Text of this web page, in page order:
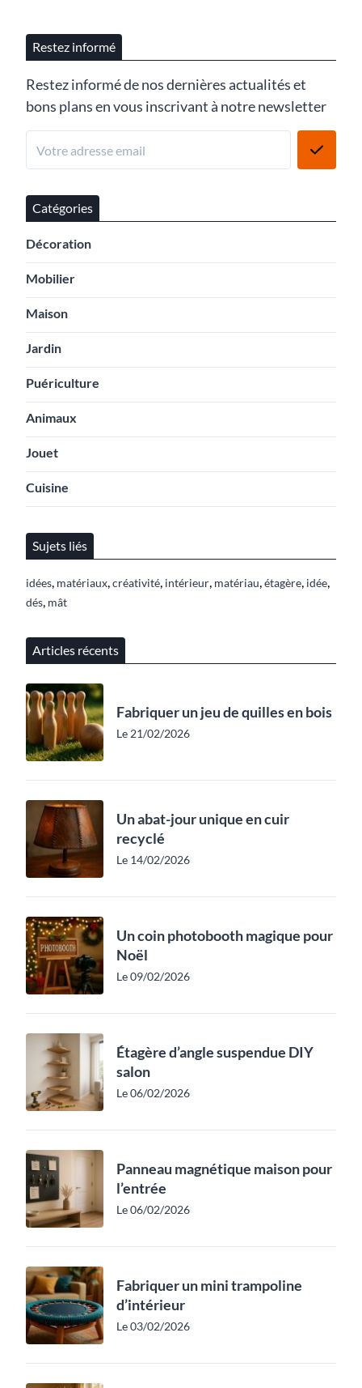
Restez informé
Restez informé de nos dernières actualités et
bons plans en vous inscrivant à notre newsletter
Catégories
Décoration
Mobilier
Maison
Jardin
Puériculture
Animaux
Jouet
Cuisine
Sujets liés
idées, matériaux,créativité, intérieur, matériau,étagère, idée,
dés, mât
Articles récents
Fabriquer un jeu de quilles en bois
Le 21/02/2026
Un abat-jour unique en cuir
recyclé
Le 14/02/2026
Un coin photobooth magique pour
Noël
Le 09/02/2026
Étagère d’angle suspendue DIY
salon
Le 06/02/2026
Panneau magnétique maison pour
l’entrée
Le 06/02/2026
Fabriquer un mini trampoline
d’intérieur
Le 03/02/2026